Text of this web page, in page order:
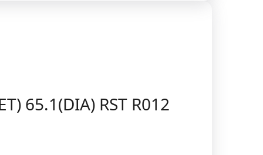
65.1(DIA) RST R012